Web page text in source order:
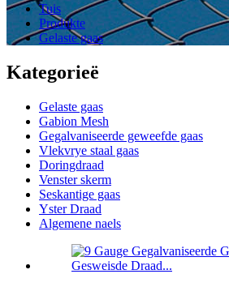
Tuis
Produkte
Gelaste gaas
Kategorieë
Gelaste gaas
Gabion Mesh
Gegalvaniseerde geweefde gaas
Vlekvrye staal gaas
Doringdraad
Venster skerm
Seskantige gaas
Yster Draad
Algemene naels